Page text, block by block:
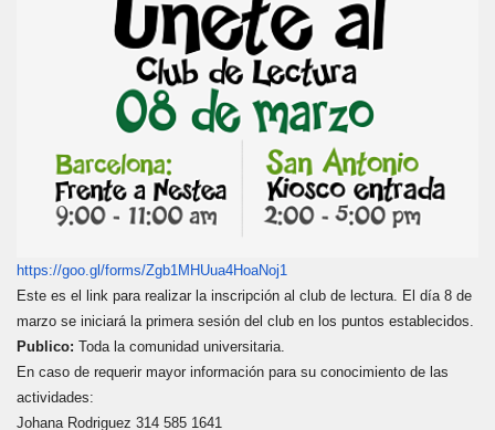
https://goo.gl/forms/Zgb1MHUua4HoaNoj1
Este es el link para realizar la inscripción al club de lectura. El día 8 de
marzo se iniciará la primera sesión del club en los puntos establecidos.
Publico: Toda la comunidad universitaria.
En caso de requerir mayor información para su conocimiento de las
actividades:
Johana Rodriguez 314 585 1641